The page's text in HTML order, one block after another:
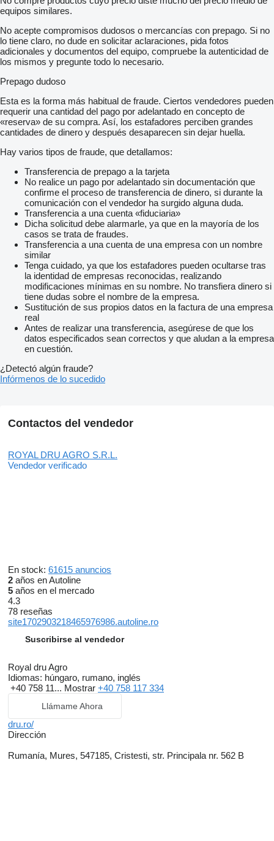
equipos similares.
No acepte compromisos dudosos o mercancías con prepago. Si no
lo tiene claro, no dude en solicitar aclaraciones, pida fotos
adicionales y documentos del equipo, compruebe la autenticidad de
los mismos y pregunte todo lo necesario.
Prepago dudoso
Esta es la forma más habitual de fraude. Ciertos vendedores pueden
requerir una cantidad del pago por adelantado en concepto de
«reserva» de su compra. Así, los estafadores perciben grandes
cantidades de dinero y después desaparecen sin dejar huella.
Hay varios tipos de fraude, que detallamos:
Transferencia de prepago a la tarjeta
No realice un pago por adelantado sin documentación que
confirme el proceso de transferencia de dinero, si durante la
comunicación con el vendedor ha surgido alguna duda.
Transferencia a una cuenta «fiduciaria»
Dicha solicitud debe alarmarle, ya que en la mayoría de los
casos se trata de fraudes.
Transferencia a una cuenta de una empresa con un nombre
similar
Tenga cuidado, ya que los estafadores pueden ocultarse tras
la identidad de empresas reconocidas, realizando
modificaciones mínimas en su nombre. No transfiera dinero si
tiene dudas sobre el nombre de la empresa.
Sustitución de sus propios datos en la factura de una empresa
real
Antes de realizar una transferencia, asegúrese de que los
datos especificados sean correctos y que aludan a la empresa
en cuestión.
¿Detectó algún fraude?
Infórmenos de lo sucedido
Contactos del vendedor
ROYAL DRU AGRO S.R.L.
Vendedor verificado
En stock: 61615 anuncios
2 años en Autoline
5 años en el mercado
4.3
78 reseñas
site1702903218465976986.autoline.ro
Suscribirse al vendedor
Royal dru Agro
Idiomas: húngaro, rumano, inglés
+40 758 11... Mostrar +40 758 117 334
Llámame Ahora
dru.ro/
Dirección
Rumanía, Mures, 547185, Cristesti, str. Principala nr. 562 B